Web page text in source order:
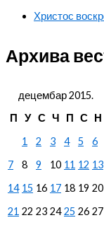
Христос
Архива
децембар 2015.
П
У С Ч П С
Н
1
2 3 4 5
6
7
8 9 10 11 12 13
14 15 16 17 18 19 20
21 22 23 24 25 26 27